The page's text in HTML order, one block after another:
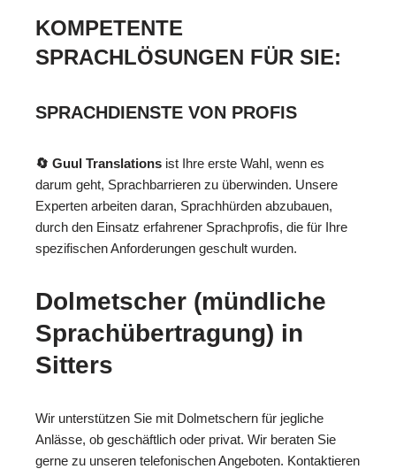
KOMPETENTE
SPRACHLÖSUNGEN FÜR SIE:
SPRACHDIENSTE VON PROFIS
🔄 Guul Translations ist Ihre erste Wahl, wenn es
darum geht, Sprachbarrieren zu überwinden. Unsere
Experten arbeiten daran, Sprachhürden abzubauen,
durch den Einsatz erfahrener Sprachprofis, die für Ihre
spezifischen Anforderungen geschult wurden.
Dolmetscher (mündliche
Sprachübertragung) in
Sitters
Wir unterstützen Sie mit Dolmetschern für jegliche
Anlässe, ob geschäftlich oder privat. Wir beraten Sie
gerne zu unseren telefonischen Angeboten. Kontaktieren